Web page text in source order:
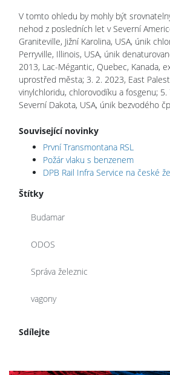
V tomto ohledu by mohly být
nehod z posledních let v Severní
Graniteville, Jižní Karolina, USA, únik
Perryville, Illinois, USA, únik
2013, Lac-Mégantic, Quebec, Kanada,
uprostřed města; 3. 2. 2023, East
vinylchloridu, chlorovodíku a fosgenu;
Severní Dakota, USA, únik bezvodého
Související novinky
První Transmontana RSL
Požár vlaku s benzenem
DPB Rail Infra Service na české
Štítky
Budamar
ODOS
Správa železnic
vagony
Sdílejte